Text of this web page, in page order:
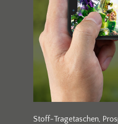
Stoff-Tragetaschen,